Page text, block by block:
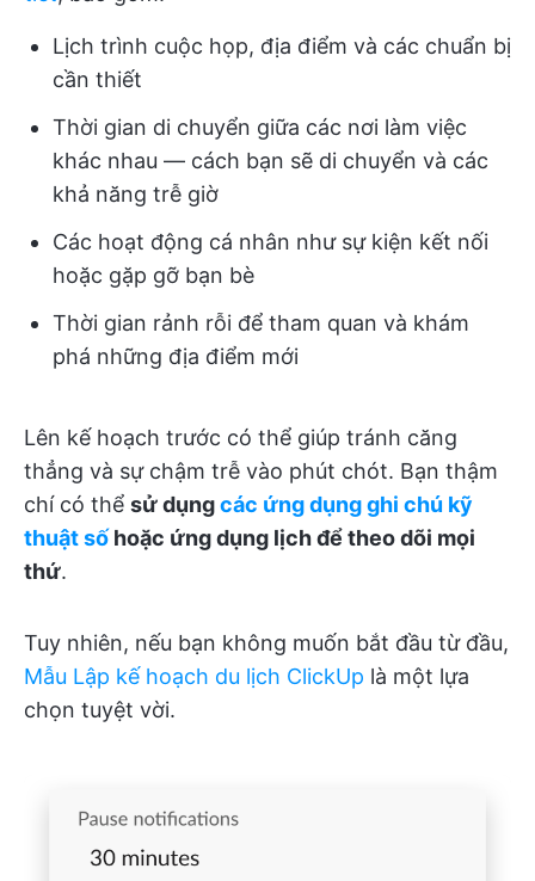
Lịch trình cuộc họp, địa điểm và các chuẩn bị
cần thiết
Thời gian di chuyển giữa các nơi làm việc
khác nhau — cách bạn sẽ di chuyển và các
khả năng trễ giờ
Các hoạt động cá nhân như sự kiện kết nối
hoặc gặp gỡ bạn bè
Thời gian rảnh rỗi để tham quan và khám
phá những địa điểm mới
Lên kế hoạch trước có thể giúp tránh căng
thẳng và sự chậm trễ vào phút chót. Bạn thậm
chí có thể sử dụngcác ứng dụng ghi chú kỹ
thuật sốhoặc ứng dụng lịch để theo dõi mọi
thứ.
Tuy nhiên, nếu bạn không muốn bắt đầu từ đầu,
Mẫu Lập kế hoạch du lịch ClickUp là một lựa
chọn tuyệt vời.